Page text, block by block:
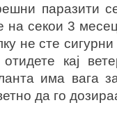
паразити
на секои 3
не сте
кај
има вага
да го